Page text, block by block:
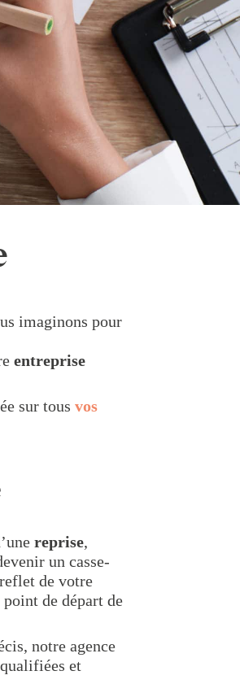
imaginons pour
entreprise
sur tousvos
reprise,
un casse-
de votre
de départ de
notre agence
et